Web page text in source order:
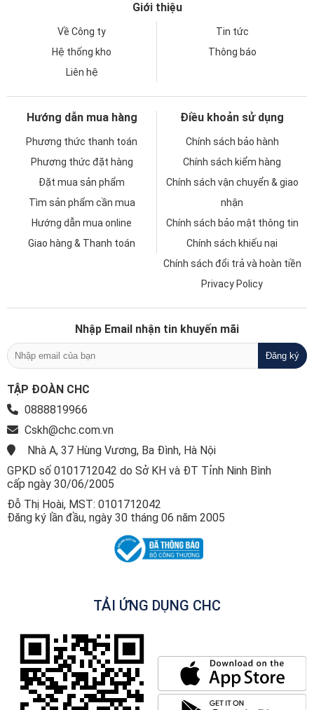
Giới thiệu
Về Công ty
Tin tức
Hệ thống kho
Thông báo
Liên hệ
Hướng dẫn mua hàng
Phương thức thanh toán
Phương thức đặt hàng
Đặt mua sản phẩm
Tìm sản phẩm cần mua
Hướng dẫn mua online
Giao hàng & Thanh toán
Điều khoản sử dụng
Chính sách bảo hành
Chính sách kiểm hàng
Chính sách vận chuyển & giao
nhận
Chính sách bảo mật thông tin
Chính sách khiếu nại
Chính sách đổi trả và hoàn tiền
Privacy Policy
Nhập Email nhận tin khuyến mãi
TẬP ĐOÀN CHC
0888819966
Cskh@chc.com.vn
Nhà A, 37 Hùng Vương, Ba Đình, Hà Nội
GPKD số 0101712042 do Sở KH và ĐT Tỉnh Ninh Bình
cấp ngày 30/06/2005
Đỗ Thị Hoài, MST: 0101712042
Đăng ký lần đầu, ngày 30 tháng 06 năm 2005
TẢI ỨNG DỤNG CHC